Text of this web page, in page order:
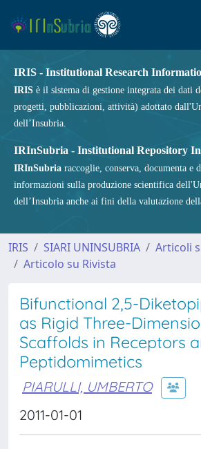
IRIS - Institutional Research
IRIS è il sistema di gestione integrata dei dati
progetti, pubblicazioni, attività) adottato
dell’Insubria.
IRInSubria - Institutional Repository
IRInSubria raccoglie, conserva, documenta e
informazioni sulla produzione scientifica
dell’Insubria anche ai fini della valutazione
IRIS SIARI UNINSUBRIA
Articoli
Articolo su Rivista
Bifunctional 2,5-
as Rigid Three-
Scaffolds in Receptors
Peptidomimetics
PIARULLI, UMBERTO
2011-01-01